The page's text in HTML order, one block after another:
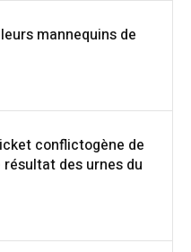
mannequins de
conflictogène de
résultat des urnes du